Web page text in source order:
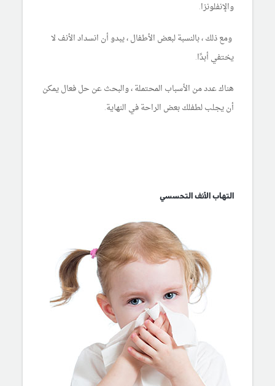
والإنفلونزا.
ومع ذلك ، بالنسبة لبعض الأطفال ، يبدو أن انسداد الأنف لا
يختفي أبدًا.
هناك عدد من الأسباب المحتملة ، والبحث عن حل فعال يمكن
أن يجلب لطفلك بعض الراحة في النهاية.
التهاب الأنف التحسسي